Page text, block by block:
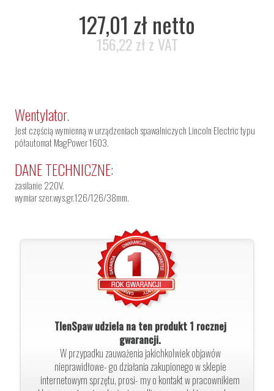
127,01 zł netto
156,22 zł z VAT
Wentylator.
Jest częścią wymienną w urządzeniach spawalniczych Lincoln Electric typu
półautomat MagPower 1603.
DANE TECHNICZNE:
zasilanie 220V.
wymiar szer.wys.gr.126/126/38mm.
TlenSpaw udziela na ten produkt 1 rocznej
gwarancji.
W przypadku zauważenia jakichkolwiek objawów
nieprawidłowe- go działania zakupionego w sklepie
internetowym sprzętu, prosi- my o kontakt w pracownikiem